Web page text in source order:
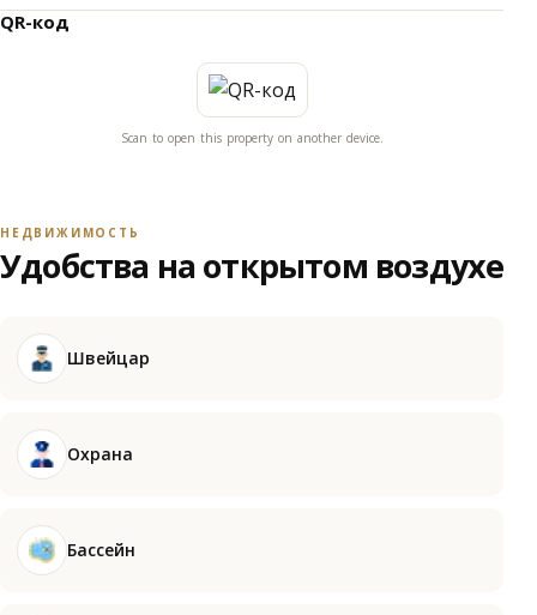
QR-код
Scan to open this property on another device.
НЕДВИЖИМОСТЬ
Удобства на открытом воздухе
Швейцар
Охрана
Бассейн